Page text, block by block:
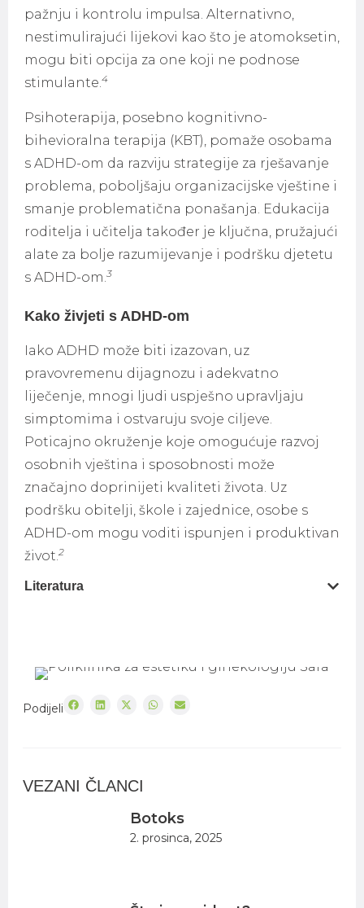
pažnju i kontrolu impulsa. Alternativno,
nestimulirajući lijekovi kao što je atomoksetin,
mogu biti opcija za one koji ne podnose
stimulante.4
Psihoterapija, posebno kognitivno-
bihevioralna terapija (KBT), pomaže osobama
s ADHD-om da razviju strategije za rješavanje
problema, poboljšaju organizacijske vještine i
smanje problematična ponašanja. Edukacija
roditelja i učitelja također je ključna, pružajući
alate za bolje razumijevanje i podršku djetetu
s ADHD-om.3
Kako živjeti s ADHD-om
Iako ADHD može biti izazovan, uz
pravovremenu dijagnozu i adekvatno
liječenje, mnogi ljudi uspješno upravljaju
simptomima i ostvaruju svoje ciljeve.
Poticajno okruženje koje omogućuje razvoj
osobnih vještina i sposobnosti može
značajno doprinijeti kvaliteti života. Uz
podršku obitelji, škole i zajednice, osobe s
ADHD-om mogu voditi ispunjen i produktivan
život.2
Literatura
Podijeli
VEZANI ČLANCI
Botoks
2. prosinca, 2025